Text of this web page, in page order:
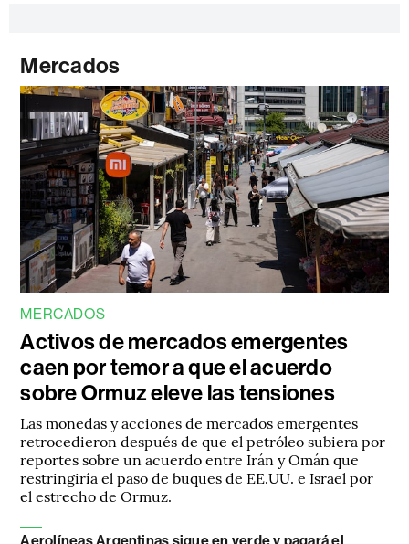
Mercados
MERCADOS
Activos de mercados emergentes
caen por temor a que el acuerdo
sobre Ormuz eleve las tensiones
Las monedas y acciones de mercados emergentes
retrocedieron después de que el petróleo subiera por
reportes sobre un acuerdo entre Irán y Omán que
restringiría el paso de buques de EE.UU. e Israel por
el estrecho de Ormuz.